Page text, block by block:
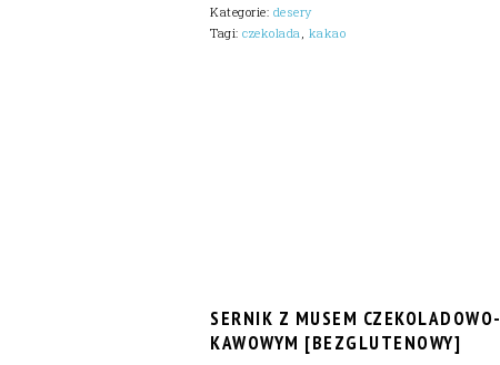
Kategorie: desery
Tagi: czekolada kakao
SERNIK Z MUSEM CZEKOLADOWO-
KAWOWYM [BEZGLUTENOWY]